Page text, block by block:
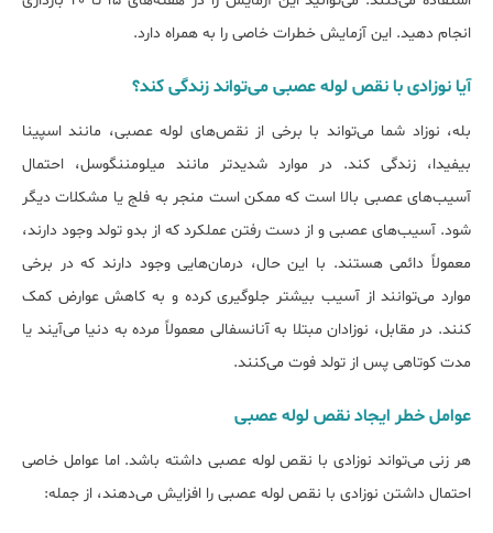
انجام دهید. این آزمایش خطرات خاصی را به همراه دارد.
آیا نوزادی با نقص لوله عصبی می‌تواند زندگی کند؟
بله، نوزاد شما می‌تواند با برخی از نقص‌های لوله عصبی، مانند اسپینا
بیفیدا، زندگی کند. در موارد شدیدتر مانند میلومننگوسل، احتمال
آسیب‌های عصبی بالا است که ممکن است منجر به فلج یا مشکلات دیگر
شود. آسیب‌های عصبی و از دست رفتن عملکرد که از بدو تولد وجود دارند،
معمولاً دائمی هستند. با این حال، درمان‌هایی وجود دارند که در برخی
موارد می‌توانند از آسیب بیشتر جلوگیری کرده و به کاهش عوارض کمک
کنند. در مقابل، نوزادان مبتلا به آنانسفالی معمولاً مرده به دنیا می‌آیند یا
مدت کوتاهی پس از تولد فوت می‌کنند.
عوامل خطر ایجاد نقص لوله عصبی
هر زنی می‌تواند نوزادی با نقص لوله عصبی داشته باشد. اما عوامل خاصی
احتمال داشتن نوزادی با نقص لوله عصبی را افزایش می‌دهند، از جمله: